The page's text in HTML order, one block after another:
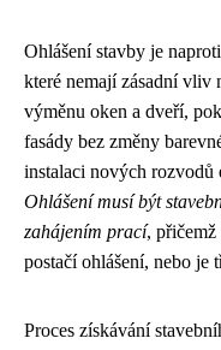
Ohlášení stavby je
které nemají zásadní vliv
výměnu oken a dveří,
fasády bez změny
instalaci nových rozvodů
Ohlášení musí být
zahájením prací, přičemž
postačí ohlášení, nebo je
Proces získávání